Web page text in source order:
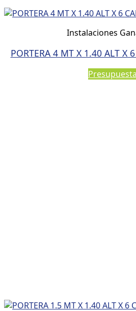
Instalaciones
PORTERA 4 MT X 1.40 ALT X